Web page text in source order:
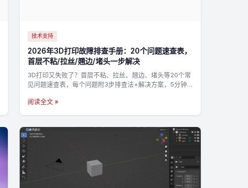
技术支持
2026年3D打印故障排查手册：20个问题速查表，
首层不粘/拉丝/翘边/堵头一步解决
3D打印又失败了？首层不粘、拉丝、翘边、堵头等20个常
见问题速查表，每个问题附3步排查法+解决方案，5分钟
阅读全文 »